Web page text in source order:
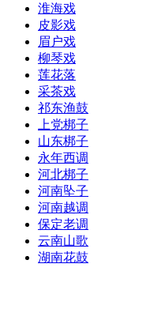
淮海戏
皮影戏
眉户戏
柳琴戏
莲花落
采茶戏
祁东渔鼓
上党梆子
山东梆子
永年西调
河北梆子
河南坠子
河南越调
保定老调
云南山歌
湖南花鼓